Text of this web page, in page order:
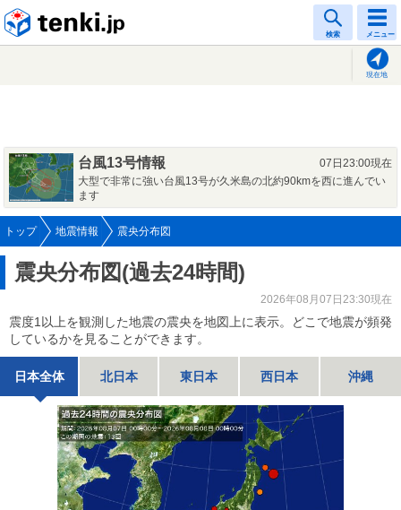
検索 メニュー
現在地
台風13号情報
07日23:00現在
大型で非常に強い台風13号が久米島の北約90kmを西に進んでい
ます
トップ 地震情報 震央分布図
震央分布図(過去24時間)
2026年08月07日23:30現在
震度1以上を観測した地震の震央を地図上に表示。どこで地震が頻発
しているかを見ることができます。
日本全体 北日本 東日本 西日本 沖縄